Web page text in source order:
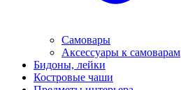
Самовары
Аксессуары к самоварам
Бидоны, лейки
Костровые чаши